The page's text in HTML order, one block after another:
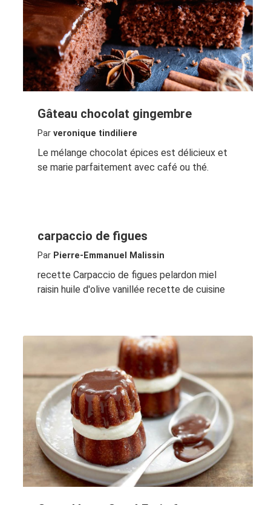
Gâteau chocolat gingembre
Par veronique tindiliere
Le mélange chocolat épices est délicieux et
se marie parfaitement avec café ou thé.
carpaccio de figues
Par Pierre-Emmanuel Malissin
recette Carpaccio de figues pelardon miel
raisin huile d'olive vanillée recette de cuisine